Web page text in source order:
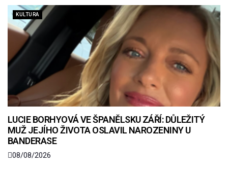
KULTURA
LUCIE BORHYOVÁ VE ŠPANĚLSKU ZÁŘÍ: DŮLEŽITÝ
MUŽ JEJÍHO ŽIVOTA OSLAVIL NAROZENINY U
BANDERASE
08/08/2026